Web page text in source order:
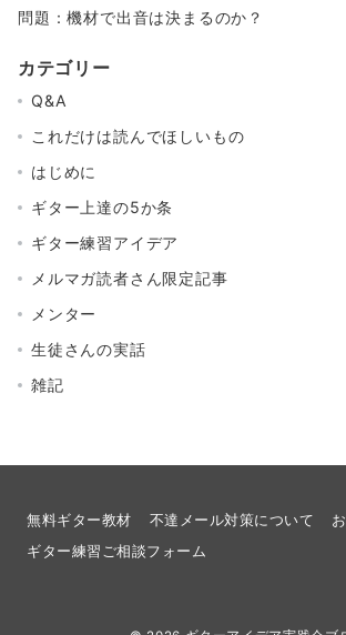
問題：機材で出音は決まるのか？
カテゴリー
Q&A
これだけは読んでほしいもの
はじめに
ギター上達の5か条
ギター練習アイデア
メルマガ読者さん限定記事
メンター
生徒さんの実話
雑記
無料ギター教材 不達メール対策について
ギター練習ご相談フォーム